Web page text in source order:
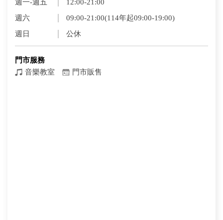
週一-週五
12:00-21:00
週六
09:00-21:00(114年起09:00-19:00)
週日
公休
門市服務
音樂教室
門市販售